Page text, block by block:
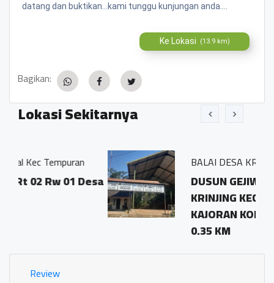
datang dan buktikan...kami tunggu kunjungan anda....
Ke Lokasi (13.9 km)
Bagikan:
Lokasi Sekitarnya
Desa
BALAI DESA KRINJING
DUSUN GEJIWAN DESA
KRINJING KECAMATAN
KAJORAN KODE POS 56163
Review